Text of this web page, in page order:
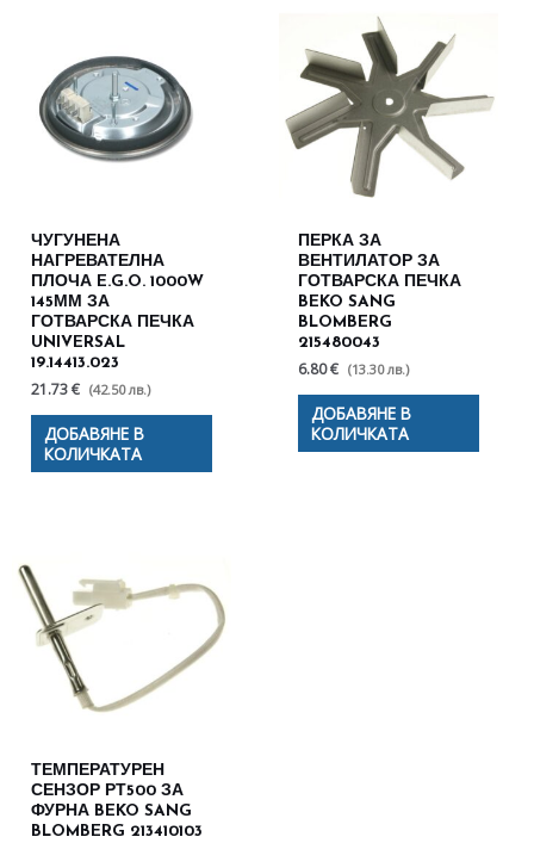
ЧУГУНЕНА
НАГРЕВАТЕЛНА
ПЛОЧА E.G.O. 1000W
145ММ ЗА
ГОТВАРСКА ПЕЧКА
UNIVERSAL
19.14413.023
21.73 € (42.50 лв.)
ДОБАВЯНЕ В
КОЛИЧКАТА
ПЕРКА ЗА
ВЕНТИЛАТОР ЗА
ГОТВАРСКА ПЕЧКА
BEKO SANG
BLOMBERG
215480043
6.80 € (13.30 лв.)
ДОБАВЯНЕ В
КОЛИЧКАТА
ТЕМПЕРАТУРЕН
СЕНЗОР РТ500 ЗА
ФУРНА BEKO SANG
BLOMBERG 213410103